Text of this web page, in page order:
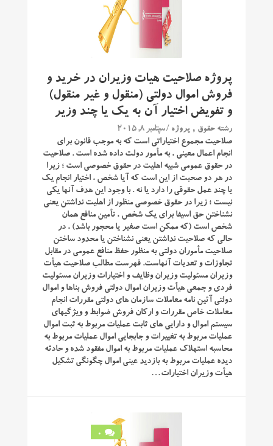
پروژه صلاحیت هیات وزیران در خرید و
فروش اموال دولتی (منقول و غیر منقول)
و تفویض اختیار آن به یک یا چند وزیر
رشته حقوق , پروژه / سپتامبر 8, 2015
صلاحیت مجموع اختیاراتی است که به موجب قانون برای
انجام اعمال معینی ، به مأمور دولت داده شده است . صلاحیت
در حقوق عمومی شبیه اهلیت در حقوق خصوصی است ؛ زیرا
در هر دو صحبت از این است که آیا شخص ، اختیار انجام یک
یا چند عمل حقوقی را دارد یا نه . با وجود این هدف آنها یکی
نیست ؛ زیرا در حقوق خصوصی منظور از اهلیت نداشتن یعنی
نشناختن حق اسیفا برای یک شخص ، تأمین منافع همان
شخص است (که ممکن است صغیر یا محجور باشد) ، در
حالی که صلاحیت نداشتن یعنی نشناختن یا محدود ساختن
صلاحیت مأموران دولتی به منظور حفظ منافع عمومی در مقابل
تجاوزات و تعدیات آنهاست. فهرست مطالب صلاحیت هیأت
وزیران مسئولیت وزیران وظایف و اختیارات وزیران مسئولیت
فردی و جمعی هیأت وزیران اموال دولتی فروش بناها و اموال
دولتی آئین نامه معاملات سازمان های دولتی مقررات انجام
معاملات خاص مقررات و ارکان فروش ضوابط و ویژگیهای
سیستم اموال و دارایی های ثابت عملیات مربوط به ثبت اموال
عملیات مربوط به تغییرات و جابجایی اموال عملیات مربوط به
محاسبه استهلاک عملیات مربوط به اموال مفقود شده و حادثه
دیده عملیات مربوط به بازدید عینی اموال چگونگی تشکیل
هیأت وزیران اختیارات…
0